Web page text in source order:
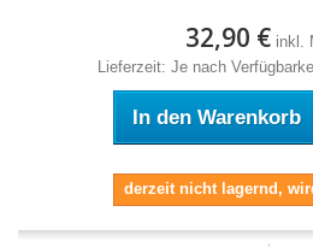
32,90 € inkl.
Lieferzeit: Je nach
In den Warenkorb
derzeit nicht lagernd,